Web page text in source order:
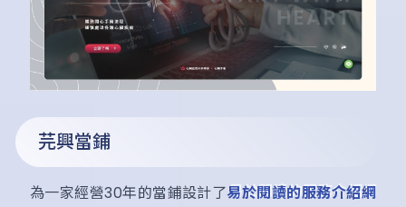
芫興當鋪
為一家經營30年的當鋪設計了易於閱讀的服務介紹網